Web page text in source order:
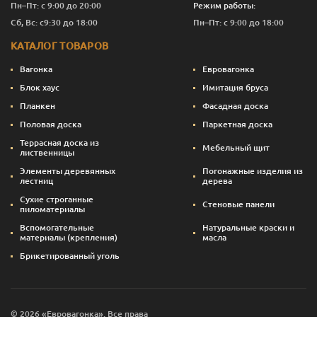
Пн–Пт: с 9:00 до 20:00
Сб, Вс: с9:30 до 18:00
Режим работы:
Пн–Пт: с 9:00 до 18:00
КАТАЛОГ ТОВАРОВ
Вагонка
Евровагонка
Блок хаус
Имитация бруса
Планкен
Фасадная доска
Половая доска
Паркетная доска
Террасная доска из
лиственницы
Мебельный щит
Элементы деревянных
лестниц
Погонажные изделия из
дерева
Сухие строганные
пиломатериалы
Стеновые панели
Вспомогательные
материалы (крепления)
Натуральные краски и
масла
Брикетированный уголь
© 2026 «Евровагонка». Все права